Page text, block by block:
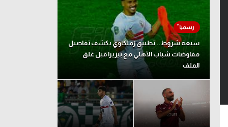
Gamers
ميركاتو
تحقيق في الجول
تقرير في الجول
تحليل في الجول
حكايات في الجول
سبعة شروط.. تطبيق زملكاوي يكشف تفاصيل
مفاوضات شباب الأهلي مع بيزيرا قبل غلق
الملف